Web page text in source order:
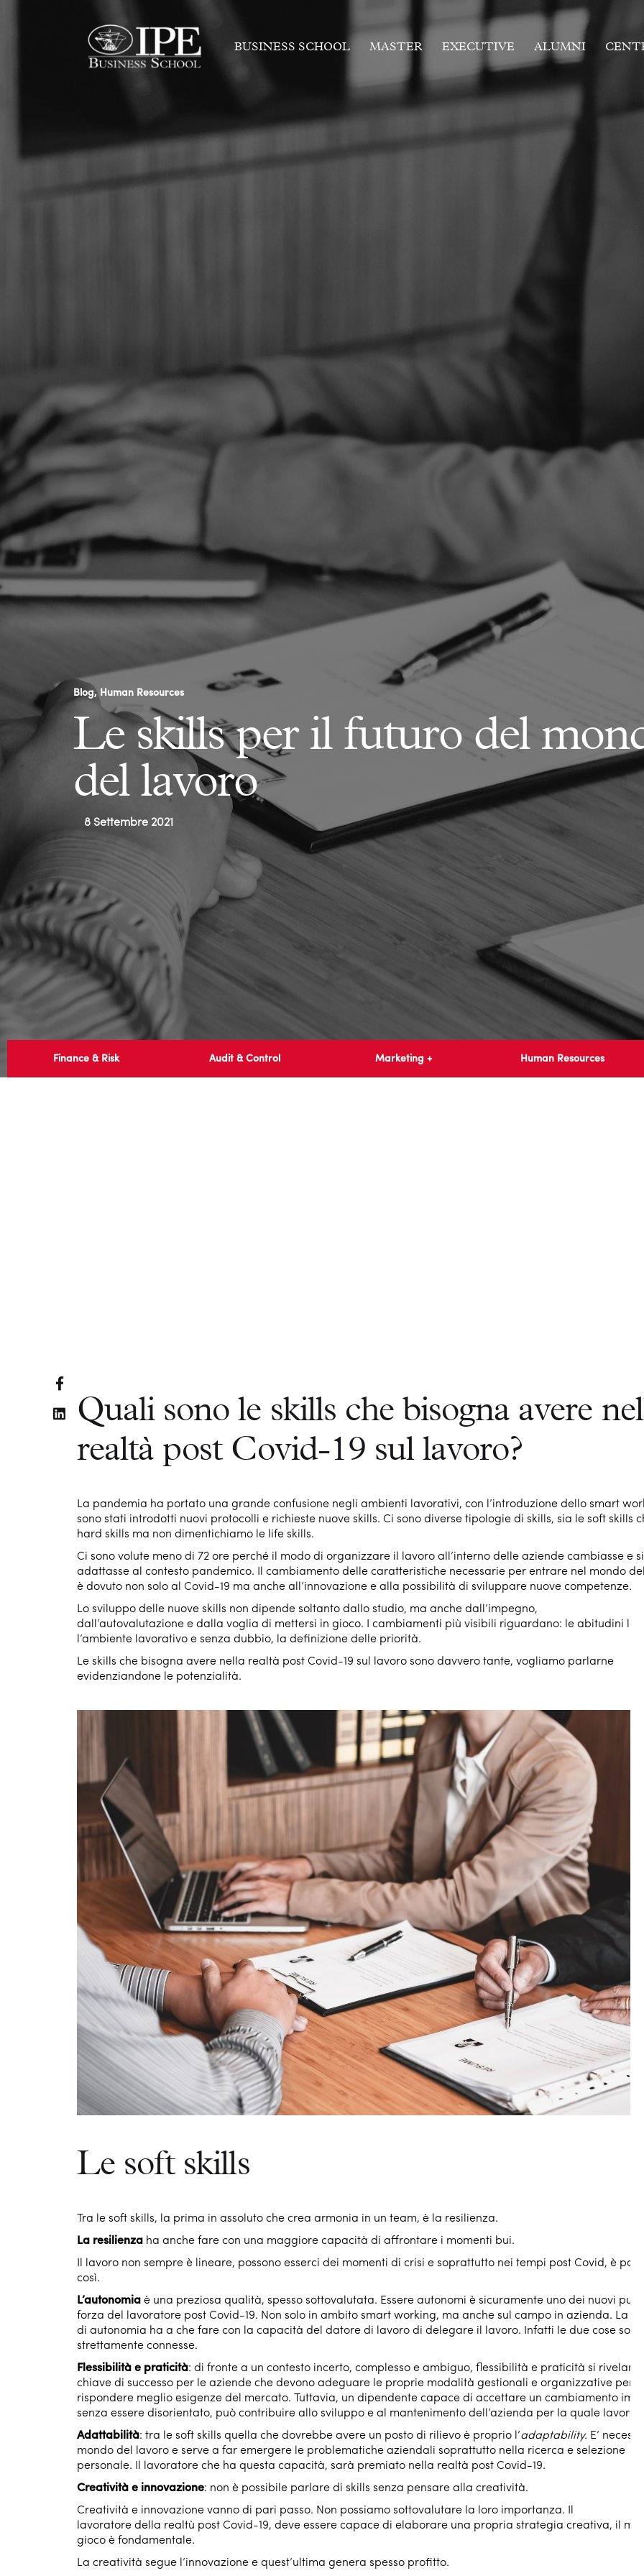
BUSINESS SCHOOL MASTER EXECUTIVE ALUMNI
Blog Human Resources
Le skills per il futuro del
del lavoro
8 Settembre 2021
Finance & Risk Audit & Control Marketing + Human Resources
Quali sono le skills che bisogna avere
realtà post Covid-19 sul lavoro?
La pandemia ha portato una grande confusione negli ambienti lavorativi, con l’introduzione dello smart
sono stati introdotti nuovi protocolli e richieste nuove skills. Ci sono diverse tipologie di skills, sia le soft skills
hard skills ma non dimentichiamo le life skills.
Ci sono volute meno di 72 ore perché il modo di organizzare il lavoro all’interno delle aziende cambiasse e si
adattasse al contesto pandemico. Il cambiamento delle caratteristiche necessarie per entrare nel mondo
è dovuto non solo al Covid-19 ma anche all’innovazione e alla possibilità di sviluppare nuove competenze.
Lo sviluppo delle nuove skills non dipende soltanto dallo studio, ma anche dall’impegno,
dall’autovalutazione e dalla voglia di mettersi in gioco. I cambiamenti più visibili riguardano: le abitudini
l’ambiente lavorativo e senza dubbio, la definizione delle priorità.
Le skills che bisogna avere nella realtà post Covid-19 sul lavoro sono davvero tante, vogliamo parlarne
evidenziandone le potenzialità.
Le soft skills
Tra le soft skills, la prima in assoluto che crea armonia in un team, è la resilienza.
La resilienza ha anche fare con una maggiore capacità di affrontare i momenti bui.
Il lavoro non sempre è lineare, possono esserci dei momenti di crisi e soprattutto nei tempi post Covid, è
così.
L’autonomia è una preziosa qualità, spesso sottovalutata. Essere autonomi è sicuramente uno dei nuovi
forza del lavoratore post Covid-19. Non solo in ambito smart working, ma anche sul campo in azienda. La
di autonomia ha a che fare con la capacità del datore di lavoro di delegare il lavoro. Infatti le due cose sono
strettamente connesse.
Flessibilità e praticità: di fronte a un contesto incerto, complesso e ambiguo, flessibilità e praticità si rivelano
chiave di successo per le aziende che devono adeguare le proprie modalità gestionali e organizzative per
rispondere meglio esigenze del mercato. Tuttavia, un dipendente capace di accettare un cambiamento
senza essere disorientato, può contribuire allo sviluppo e al mantenimento dell’azienda per la quale lavora.
Adattabilità: tra le soft skills quella che dovrebbe avere un posto di rilievo è proprio l’adaptability. E’
mondo del lavoro e serve a far emergere le problematiche aziendali soprattutto nella ricerca e selezione
personale. Il lavoratore che ha questa capacità, sarà premiato nella realtà post Covid-19.
Creatività e innovazione: non è possibile parlare di skills senza pensare alla creatività.
Creatività e innovazione vanno di pari passo. Non possiamo sottovalutare la loro importanza. Il
lavoratore della realtù post Covid-19, deve essere capace di elaborare una propria strategia creativa, il
gioco è fondamentale.
La creatività segue l’innovazione e quest’ultima genera spesso profitto.